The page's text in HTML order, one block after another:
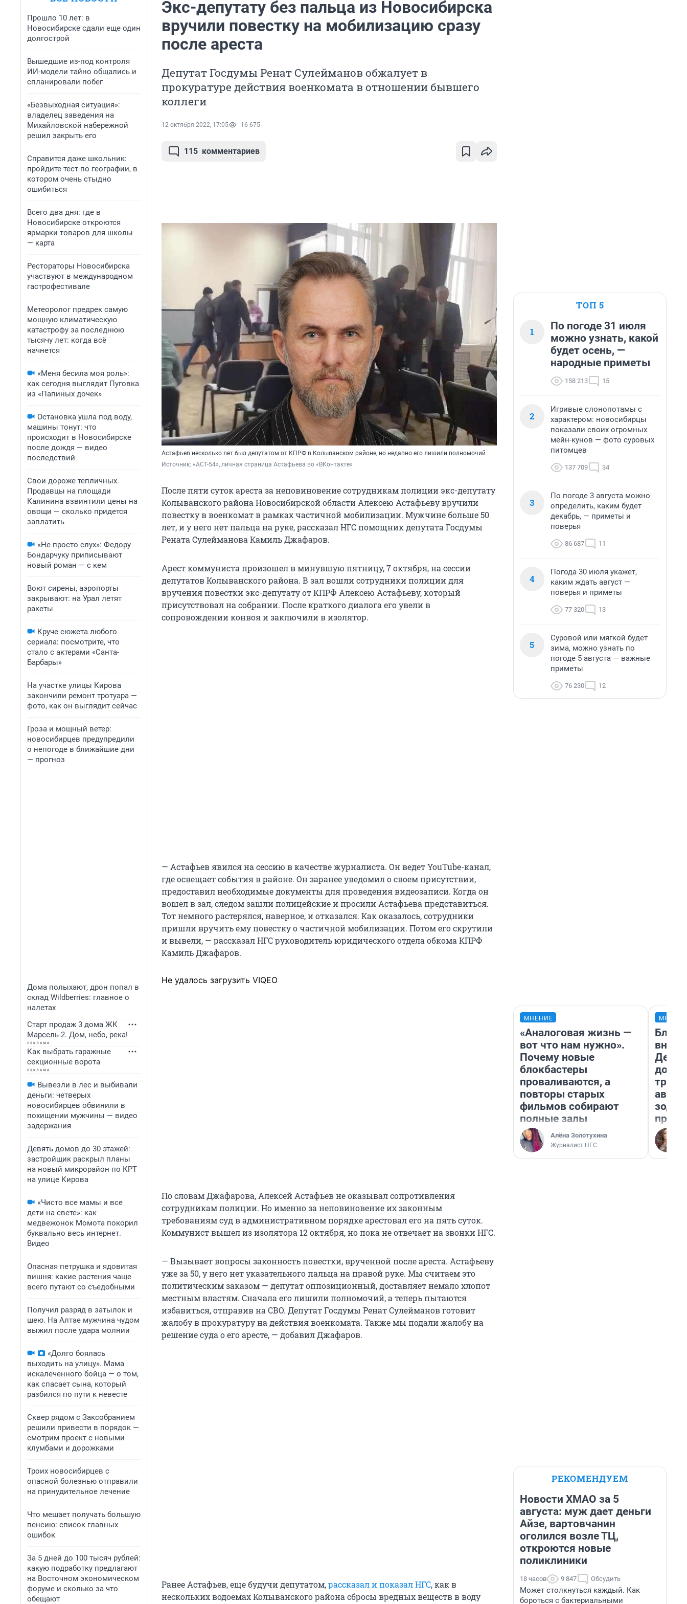
Прошло 10 лет: в
Новосибирске сдали еще один
долгострой
Вышедшие из-под контроля
ИИ-модели тайно общались и
спланировали побег
«Безвыходная ситуация»:
владелец заведения на
Михайловской набережной
решил закрыть его
Справится даже школьник:
пройдите тест по географии, в
котором очень стыдно
ошибиться
Всего два дня: где в
Новосибирске откроются
ярмарки товаров для школы
— карта
Рестораторы Новосибирска
участвуют в международном
гастрофестивале
Метеоролог предрек самую
мощную климатическую
катастрофу за последнюю
тысячу лет: когда всё
начнется
«Меня бесила моя роль»:
как сегодня выглядит Пуговка
из «Папиных дочек»
Остановка ушла под воду,
машины тонут: что
происходит в Новосибирске
после дождя — видео
последствий
Свои дороже тепличных.
Продавцы на площади
Калинина взвинтили цены на
овощи — сколько придется
заплатить
«Не просто слух»: Федору
Бондарчуку приписывают
новый роман — с кем
Воют сирены, аэропорты
закрывают: на Урал летят
ракеты
Круче сюжета любого
сериала: посмотрите, что
стало с актерами «Санта-
Барбары»
На участке улицы Кирова
закончили ремонт тротуара —
фото, как он выглядит сейчас
Гроза и мощный ветер:
новосибирцев предупредили
о непогоде в ближайшие дни
— прогноз
Дома полыхают, дрон попал в
склад Wildberries: главное о
налетах
Старт продаж 3 дома ЖК
Марсель-2. Дом, небо, река!
Как выбрать гаражные
секционные ворота
Вывезли в лес и выбивали
деньги: четверых
новосибирцев обвинили в
похищении мужчины — видео
задержания
Девять домов до 30 этажей:
застройщик раскрыл планы
на новый микрорайон по КРТ
на улице Кирова
«Чисто все мамы и все
дети на свете»: как
медвежонок Момота покорил
буквально весь интернет.
Видео
Опасная петрушка и ядовитая
вишня: какие растения чаще
всего путают со съедобными
Получил разряд в затылок и
шею. На Алтае мужчина чудом
выжил после удара молнии
«Долго боялась
выходить на улицу». Мама
искалеченного бойца — о том,
как спасает сына, который
разбился по пути к невесте
Сквер рядом с Заксобранием
решили привести в порядок —
смотрим проект с новыми
клумбами и дорожками
Троих новосибирцев с
опасной болезнью отправили
на принудительное лечение
Что мешает получать большую
пенсию: список главных
ошибок
За 5 дней до 100 тысяч рублей:
какую подработку предлагают
на Восточном экономическом
форуме и сколько за что
обещают
Экс-депутату без пальца из Новосибирска
вручили повестку на мобилизацию сразу
после ареста
Депутат Госдумы Ренат Сулейманов обжалует в
прокуратуре действия военкомата в отношении бывшего
коллеги
12 октября 2022, 17:05 16 675
115 комментариев
Астафьев несколько лет был депутатом от КПРФ в Колыванском районе, но недавно его лишили полномочий
Источник: «АСТ-54», личная страница Астафьева во «ВКонтакте»
После пяти суток ареста за неповиновение сотрудникам полиции экс-депутату
Колыванского района Новосибирской области Алексею Астафьеву вручили
повестку в военкомат в рамках частичной мобилизации. Мужчине больше 50
лет, и у него нет пальца на руке, рассказал НГС помощник депутата Госдумы
Рената Сулейманова Камиль Джафаров.
Арест коммуниста произошел в минувшую пятницу, 7 октября, на сессии
депутатов Колыванского района. В зал вошли сотрудники полиции для
вручения повестки экс-депутату от КПРФ Алексею Астафьеву, который
присутствовал на собрании. После краткого диалога его увели в
сопровождении конвоя и заключили в изолятор.
— Астафьев явился на сессию в качестве журналиста. Он ведет YouTube-канал,
где освещает события в районе. Он заранее уведомил о своем присутствии,
предоставил необходимые документы для проведения видеозаписи. Когда он
вошел в зал, следом зашли полицейские и просили Астафьева представиться.
Тот немного растерялся, наверное, и отказался. Как оказалось, сотрудники
пришли вручить ему повестку о частичной мобилизации. Потом его скрутили
и вывели, — рассказал НГС руководитель юридического отдела обкома КПРФ
Камиль Джафаров.
Не удалось загрузить VIQEO
По словам Джафарова, Алексей Астафьев не оказывал сопротивления
сотрудникам полиции. Но именно за неповиновение их законным
требованиям суд в административном порядке арестовал его на пять суток.
Коммунист вышел из изолятора 12 октября, но пока не отвечает на звонки НГС.
— Вызывает вопросы законность повестки, врученной после ареста. Астафьеву
уже за 50, у него нет указательного пальца на правой руке. Мы считаем это
политическим заказом — депутат оппозиционный, доставляет немало хлопот
местным властям. Сначала его лишили полномочий, а теперь пытаются
избавиться, отправив на СВО. Депутат Госдумы Ренат Сулейманов готовит
жалобу в прокуратуру на действия военкомата. Также мы подали жалобу на
решение суда о его аресте, — добавил Джафаров.
Ранее Астафьев, еще будучи депутатом,рассказал и показал НГС, как в
нескольких водоемах Колыванского района сбросы вредных веществ в воду
ТОП 5
1
По погоде 31 июля
можно узнать, какой
будет осень, —
народные приметы
158 213 15
2
Игривые слонопотамы с
характером: новосибирцы
показали своих огромных
мейн-кунов — фото суровых
питомцев
137 709 34
3
По погоде 3 августа можно
определить, каким будет
декабрь, — приметы и
поверья
86 687 11
4
Погода 30 июля укажет,
каким ждать август —
поверья и приметы
77 320 13
5
Суровой или мягкой будет
зима, можно узнать по
погоде 5 августа — важные
приметы
76 230 12
МНЕНИЕ
«Аналоговая жизнь —
вот что нам нужно».
Почему новые
блокбастеры
проваливаются, а
повторы старых
фильмов собирают
полные залы
Алёна Золотухина
Журналист НГС
РЕКОМЕНДУЕМ
Новости ХМАО за 5
августа: муж дает деньги
Айзе, вартовчанин
оголился возле ТЦ,
откроются новые
поликлиники
18 часов 9 847 Обсудить
Может столкнуться каждый. Как
бороться с бактериальными